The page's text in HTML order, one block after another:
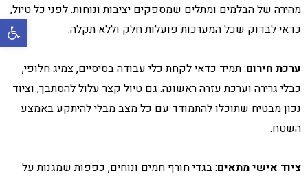
מהירה של הבלמים ומתלים שמספקים יציבות ונוחות. לפני כל טיול,
כדאי לבדוק שכל המערכות פועלות חלק וללא תקלה.
ערכת חירום: תמיד כדאי לקחת כלי עבודה בסיסיים, צמיג חלופי,
כבלי גרירה וערכת עזרה ראשונה. גם טיול קצר עלול להסתבך, וציוד
נכון מבטיח שתוכלו להתמודד עם כל מצב מבלי להיתקע באמצע
השטח.
ציוד אישי מתאים: בגדי חורף חמים ונוחים, כפפות שמגנות על
פתח